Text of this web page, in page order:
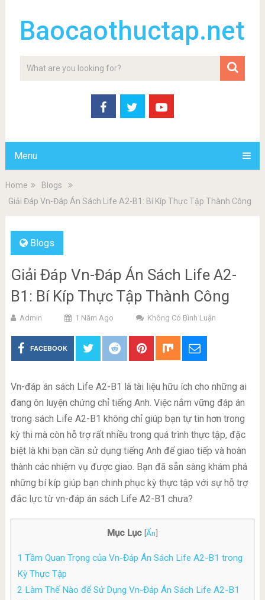
Baocaothuctap.net
Menu
Home
Blogs
Giải Đáp Vn-Đáp Án Sách Life A2-B1: Bí Kíp Thực Tập Thành Công
Blogs
Giải Đáp Vn-Đáp Án Sách Life A2-
B1: Bí Kíp Thực Tập Thành Công
Admin 1 Năm Ago Không Có Bình Luận
FACEBOOK
Vn-đáp án sách Life A2-B1 là tài liệu hữu ích cho những ai
đang ôn luyện chứng chỉ tiếng Anh. Việc nắm vững đáp án
trong sách Life A2-B1 không chỉ giúp bạn tự tin hơn trong
kỳ thi mà còn hỗ trợ rất nhiều trong quá trình thực tập, đặc
biệt là khi bạn cần sử dụng tiếng Anh để giao tiếp và hoàn
thành các nhiệm vụ được giao. Bạn đã sẵn sàng khám phá
những bí kíp giúp bạn chinh phục kỳ thực tập với sự hỗ trợ
đắc lực từ vn-đáp án sách Life A2-B1 chưa?
Mục Lục [Ẩn]
1 Tầm Quan Trọng của Vn-Đáp Án Sách Life A2-B1 trong
Kỳ Thực Tập
2 Làm Thế Nào để Sử Dụng Vn-Đáp Án Sách Life A2-B1